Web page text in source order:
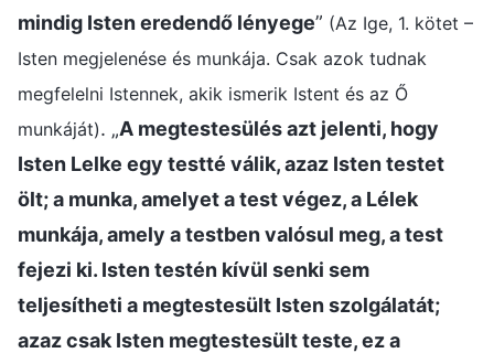
mindig Isten eredendő lényege” (Az Ige, 1. kötet –
Isten megjelenése és munkája. Csak azok tudnak
megfelelni Istennek, akik ismerik Istent és az Ő
munkáját). „A megtestesülés azt jelenti, hogy
Isten Lelke egy testté válik, azaz Isten testet
ölt; a munka, amelyet a test végez, a Lélek
munkája, amely a testben valósul meg, a test
fejezi ki. Isten testén kívül senki sem
teljesítheti a megtestesült Isten szolgálatát;
azaz csak Isten megtestesült teste, ez a